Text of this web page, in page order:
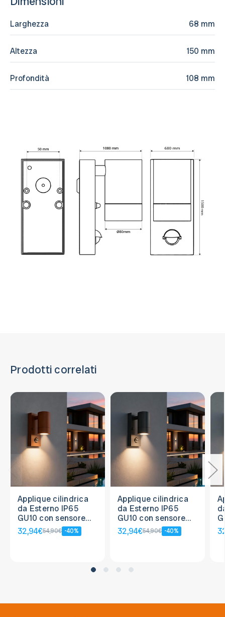
Larghezza 68 mm
Altezza 150 mm
Profondità 108 mm
Prodotti correlati
Applique cilindrica
da Esterno IP65
GU10 con sensore
Movimento - Corten
32,94€54,90€ -40%
Applique cilindrica
da Esterno IP65
GU10 con sensore
Movimento - Nera
32,94€54,90€ -40%